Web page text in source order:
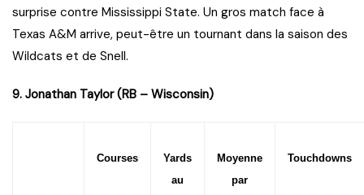
surprise contre Mississippi State. Un gros match face à
Texas A&M arrive, peut-être un tournant dans la saison des
Wildcats et de Snell.
9. Jonathan Taylor (RB – Wisconsin)
Courses
Yards
au
Moyenne
par
Touchdowns